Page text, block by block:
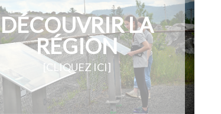
DÉCOUVRIR LA
RÉGION
[CLIQUEZ ICI]